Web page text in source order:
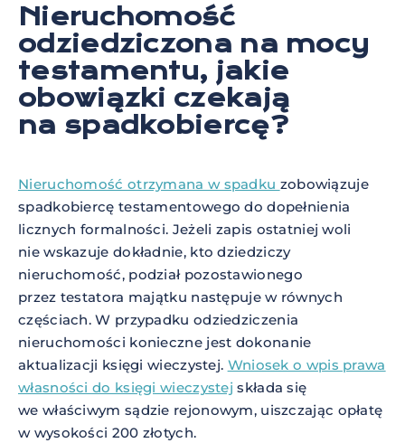
Nieruchomość
odziedziczona na mocy
testamentu, jakie
obowiązki czekają
na spadkobiercę?
Nieruchomość otrzymana w spadku zobowiązuje
spadkobiercę testamentowego do dopełnienia
licznych formalności. Jeżeli zapis ostatniej woli
nie wskazuje dokładnie, kto dziedziczy
nieruchomość, podział pozostawionego
przez testatora majątku następuje w równych
częściach. W przypadku odziedziczenia
nieruchomości konieczne jest dokonanie
aktualizacji księgi wieczystej. Wniosek o wpis prawa
własności do księgi wieczystej składa się
we właściwym sądzie rejonowym, uiszczając opłatę
w wysokości 200 złotych.